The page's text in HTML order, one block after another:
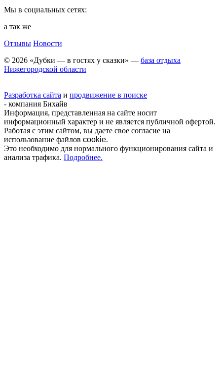
Мы в социальных сетях:
а так же
Отзывы Новости
© 2026 «Дубки — в гостях у сказки» — база отдыха
Нижегородской области
Разработка сайта и продвижение в поиске
- компания Бихайв
Информация, представленная на сайте носит
информационный характер и не является публичной офертой.
Работая с этим сайтом, вы даете свое согласие на
использование файлов cookie.
Это необходимо для нормального функционирования сайта и
анализа трафика. Подробнее.